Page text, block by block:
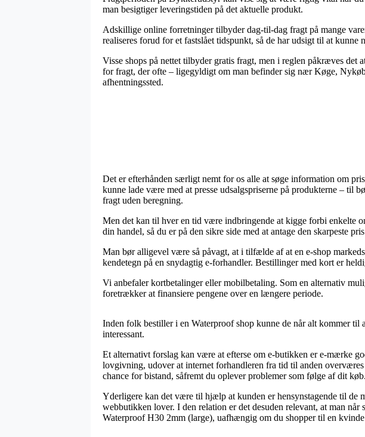
man besigtiger leveringstiden på det aktuelle produkt.
Adskillige online forretninger tilbyder dag-til-dag fragt på mange
realiseres forud for et fastslået tidspunkt, så de har udsigt til at
Visse shops på nettet tilbyder gratis fragt, men i reglen påkræves
for fragt, der ofte – ligegyldigt om man befinder sig nær Køge,
afhentningssted.
Det er efterhånden særligt nemt for os alle at søge information om
kunne lade være med at presse udsalgspriserne på produkterne – til
fragt uden beregning.
Men det kan til hver en tid være indbringende at kigge forbi enkelte
din handel, så du er på den sikre side med at antage den skarpeste
Man bør alligevel være så påvagt, at i tilfælde af at en e-shop
kendetegn på en snydagtig e-forhandler. Bestillinger med kort er
Vi anbefaler kortbetalinger eller mobilbetaling. Som en alternativ
foretrækker at finansiere pengene over en længere periode.
Inden folk bestiller i en Waterproof shop kunne de når alt kommer
interessant.
Et alternativt forslag kan være at efterse om e-butikken er e-mærke
lovgivning, udover at internet forhandleren fra tid til anden
chance for bistand, såfremt du oplever problemer som følge af dit køb.
Yderligere kan det være til hjælp at kunden er hensynstagende til de
webbutikken lover. I den relation er det desuden relevant, at man
Waterproof H30 2mm (large), uafhængig om du shopper til en